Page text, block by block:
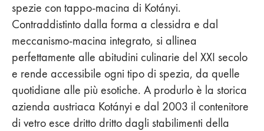
spezie con tappo-macina di Kotányi.
Contraddistinto dalla forma a clessidra e dal
meccanismo-macina integrato, si allinea
perfettamente alle abitudini culinarie del XXI secolo
e rende accessibile ogni tipo di spezia, da quelle
quotidiane alle più esotiche. A produrlo è la storica
azienda austriaca Kotányi e dal 2003 il contenitore
di vetro esce dritto dritto dagli stabilimenti della